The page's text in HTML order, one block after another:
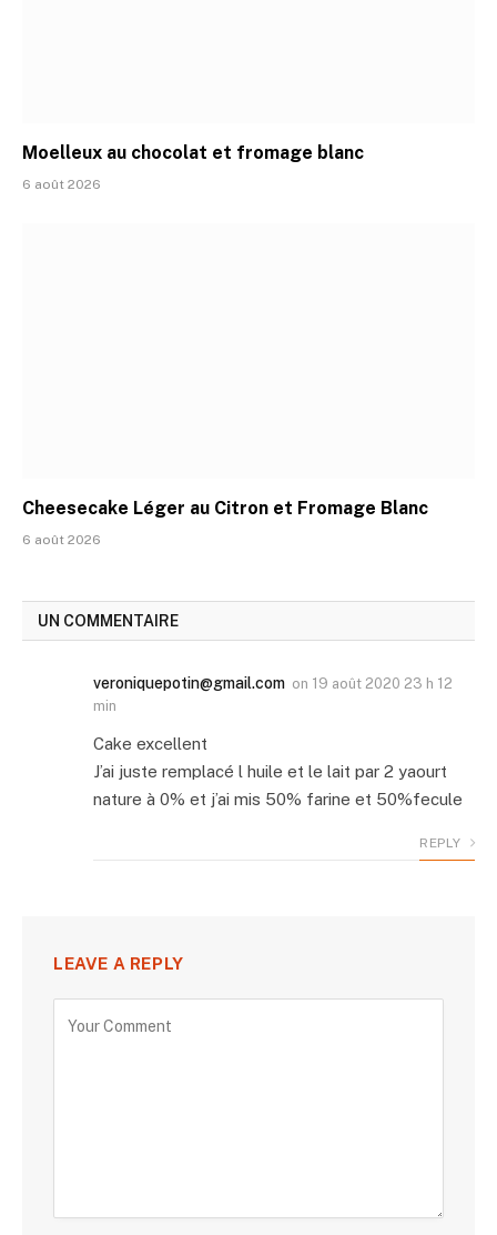
Moelleux au chocolat et fromage blanc
6 août 2026
Cheesecake Léger au Citron et Fromage Blanc
6 août 2026
UN COMMENTAIRE
veroniquepotin@gmail.com on 19 août 2020 23 h 12
min
Cake excellent
J’ai juste remplacé l huile et le lait par 2 yaourt
nature à 0% et j’ai mis 50% farine et 50%fecule
REPLY
LEAVE A REPLY